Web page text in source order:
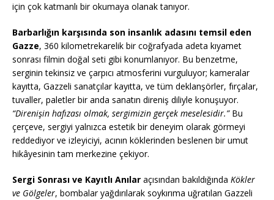
için çok katmanlı bir okumaya olanak tanıyor.
Barbarlığın karşısında son insanlık adasını temsil eden
Gazze, 360 kilometrekarelik bir coğrafyada adeta kıyamet
sonrası filmin doğal seti gibi konumlanıyor. Bu benzetme,
serginin tekinsiz ve çarpıcı atmosferini vurguluyor; kameralar
kayıtta, Gazzeli sanatçılar kayıtta, ve tüm deklanşörler, fırçalar,
tuvaller, paletler bir anda sanatın direniş diliyle konuşuyor.
“Direnişin hafızası olmak, sergimizin gerçek meselesidir.”Bu
çerçeve, sergiyi yalnızca estetik bir deneyim olarak görmeyi
reddediyor ve izleyiciyi, acının köklerinden beslenen bir umut
hikâyesinin tam merkezine çekiyor.
Sergi Sonrası ve Kayıtlı Anılar açısından bakıldığında Kökler
ve Gölgeler, bombalar yağdırılarak soykırıma uğratılan Gazzeli